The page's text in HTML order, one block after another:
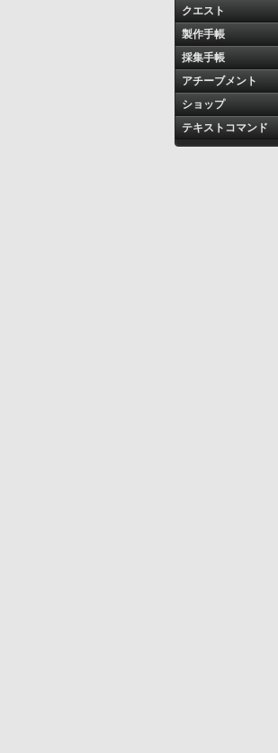
クエスト
製作手帳
採集手帳
アチーブメント
ショップ
テキストコマンド